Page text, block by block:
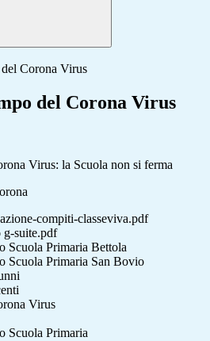
Corona Virus
del Corona Virus
Virus: la Scuola non si ferma
compiti-classeviva.pdf
suite.pdf
Scuola Primaria Bettola
Scuola Primaria San Bovio
Virus
Scuola Primaria